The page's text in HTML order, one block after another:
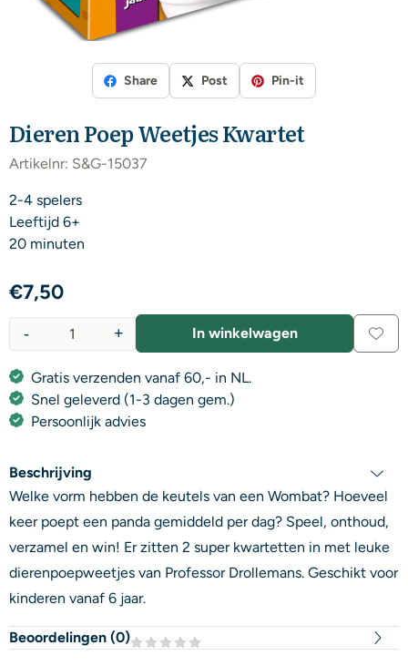
Share Post Pin-it
Dieren Poep Weetjes Kwartet
Artikelnr: S&G-15037
2-4 spelers
Leeftijd 6+
20 minuten
€7,50
+
- In winkelwagen
Gratis verzenden vanaf 60,- in NL.
Snel geleverd (1-3 dagen gem.)
Persoonlijk advies
Beschrijving
Welke vorm hebben de keutels van een Wombat? Hoeveel
keer poept een panda gemiddeld per dag? Speel, onthoud,
verzamel en win! Er zitten 2 super kwartetten in met leuke
dierenpoepweetjes van Professor Drollemans. Geschikt voor
kinderen vanaf 6 jaar.
Beoordelingen (0)